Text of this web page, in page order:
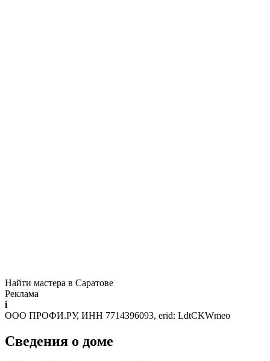
Найти мастера в Саратове
Реклама
i
ООО ПРОФИ.РУ, ИНН 7714396093, erid: LdtCKWmeo
Сведения о доме